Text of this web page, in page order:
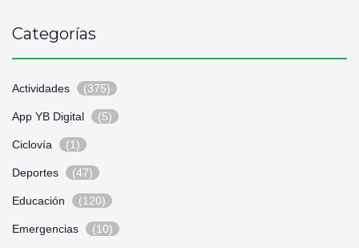
Categorías
Actividades (375)
App YB Digital (5)
Ciclovía (1)
Deportes (47)
Educación (120)
Emergencias (10)